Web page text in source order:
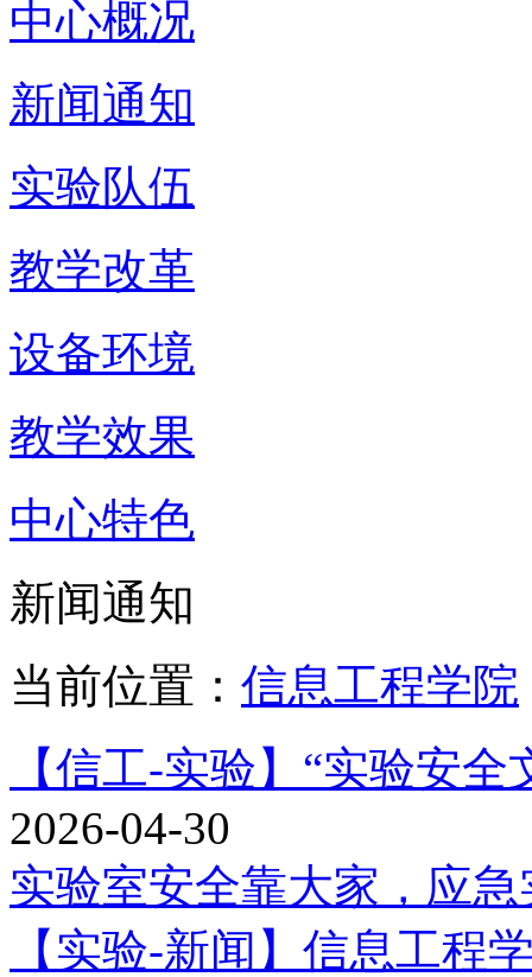
中心概况
新闻通知
实验队伍
教学改革
设备环境
教学效果
中心特色
新闻通知
当前位置： 信息工程学院
【信工-实验】“实验安
2026-04-30
实验室安全靠大家，应
【实验-新闻】信息工程